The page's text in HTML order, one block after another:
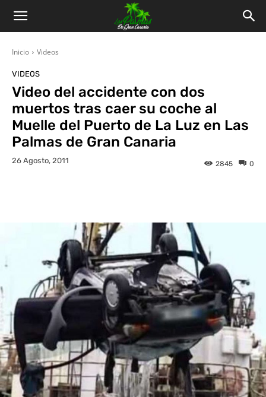
Inicio Videos
VIDEOS
Video del accidente con dos
muertos tras caer su coche al
Muelle del Puerto de La Luz en Las
Palmas de Gran Canaria
26 Agosto, 2011 0
2845